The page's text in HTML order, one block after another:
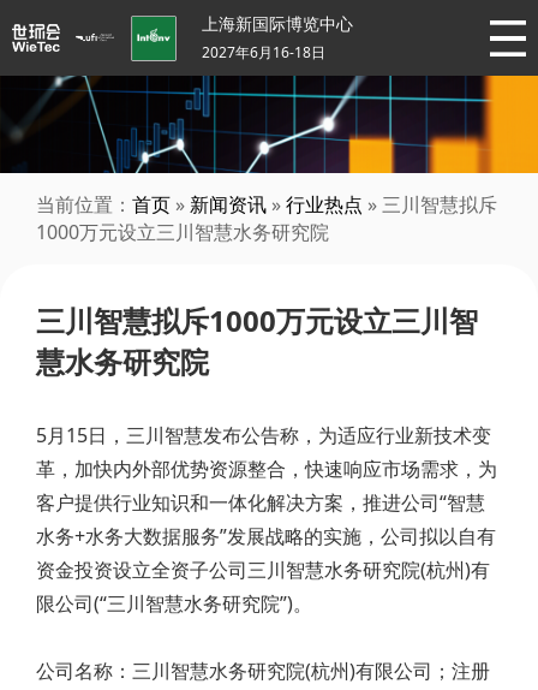
上海新国际博览中心
2027年6月16-18日
当前位置： 首页 » 新闻资讯 »行业热点 » 三川智慧拟斥
1000万元设立三川智慧水务研究院
三川智慧拟斥1000万元设立三川智
慧水务研究院
5月15日，三川智慧发布公告称，为适应行业新技术变
革，加快内外部优势资源整合，快速响应市场需求，为
客户提供行业知识和一体化解决方案，推进公司“智慧
水务+水务大数据服务”发展战略的实施，公司拟以自有
资金投资设立全资子公司三川智慧水务研究院(杭州)有
限公司(“三川智慧水务研究院”)。
公司名称：三川智慧水务研究院(杭州)有限公司；注册